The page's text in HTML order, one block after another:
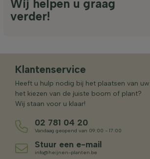
Wij helpen u graag
verder!
Klantenservice
Heeft u hulp nodig bij het plaatsen van
het kiezen van de juiste boom of plant?
Wij staan voor u klaar!
02 781 04 20
Vandaag geopend van 09:00 - 17:00
Stuur een e-mail
info@heijnen-planten.be